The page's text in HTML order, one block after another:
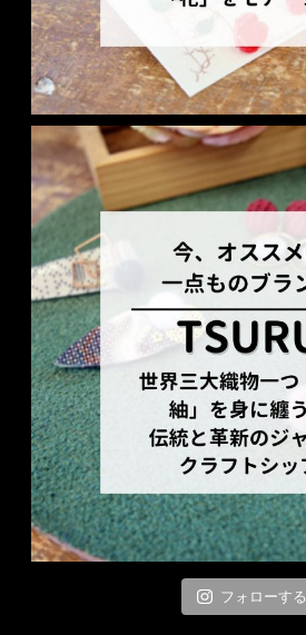
フォローする